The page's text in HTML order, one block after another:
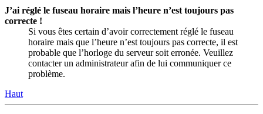
J’ai réglé le fuseau horaire mais l’heure n’est toujours pas
correcte !
Si vous êtes certain d’avoir correctement réglé le fuseau
horaire mais que l’heure n’est toujours pas correcte, il est
probable que l’horloge du serveur soit erronée. Veuillez
contacter un administrateur afin de lui communiquer ce
problème.
Haut